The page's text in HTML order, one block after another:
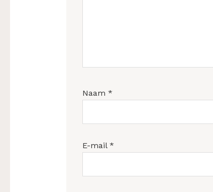
Naam *
E-mail *